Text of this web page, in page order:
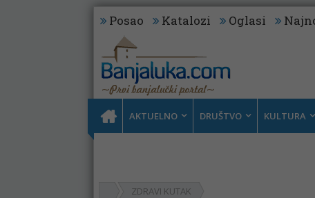
Posao Katalozi Oglasi
AKTUELNO DRUŠTVO KULTURA
ZDRAVI KUTAK